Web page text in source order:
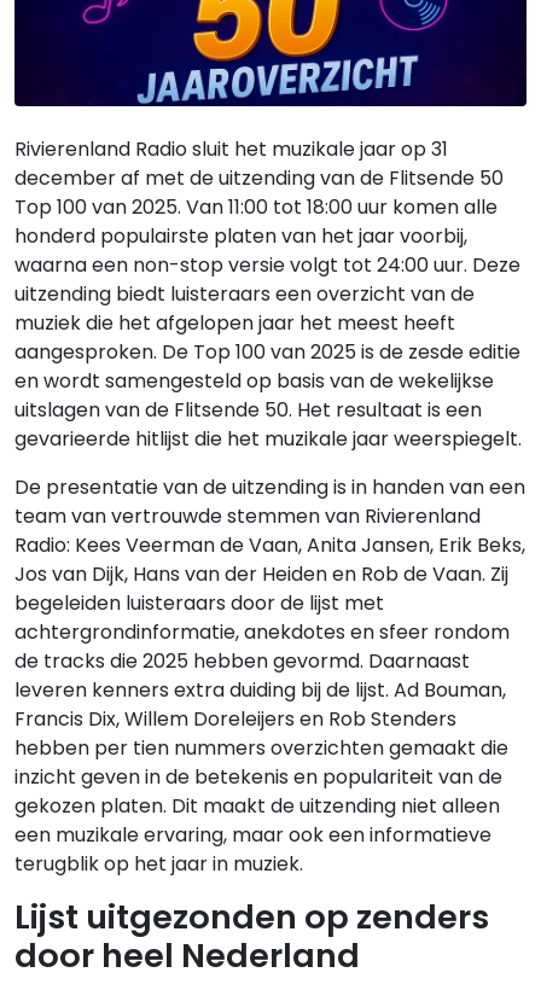
Rivierenland Radio sluit het muzikale jaar op 31
december af met de uitzending van de Flitsende 50
Top 100 van 2025. Van 11:00 tot 18:00 uur komen alle
honderd populairste platen van het jaar voorbij,
waarna een non-stop versie volgt tot 24:00 uur. Deze
uitzending biedt luisteraars een overzicht van de
muziek die het afgelopen jaar het meest heeft
aangesproken. De Top 100 van 2025 is de zesde editie
en wordt samengesteld op basis van de wekelijkse
uitslagen van de Flitsende 50. Het resultaat is een
gevarieerde hitlijst die het muzikale jaar weerspiegelt.
De presentatie van de uitzending is in handen van een
team van vertrouwde stemmen van Rivierenland
Radio: Kees Veerman de Vaan, Anita Jansen, Erik Beks,
Jos van Dijk, Hans van der Heiden en Rob de Vaan. Zij
begeleiden luisteraars door de lijst met
achtergrondinformatie, anekdotes en sfeer rondom
de tracks die 2025 hebben gevormd. Daarnaast
leveren kenners extra duiding bij de lijst. Ad Bouman,
Francis Dix, Willem Doreleijers en Rob Stenders
hebben per tien nummers overzichten gemaakt die
inzicht geven in de betekenis en populariteit van de
gekozen platen. Dit maakt de uitzending niet alleen
een muzikale ervaring, maar ook een informatieve
terugblik op het jaar in muziek.
Lijst uitgezonden op zenders
door heel Nederland